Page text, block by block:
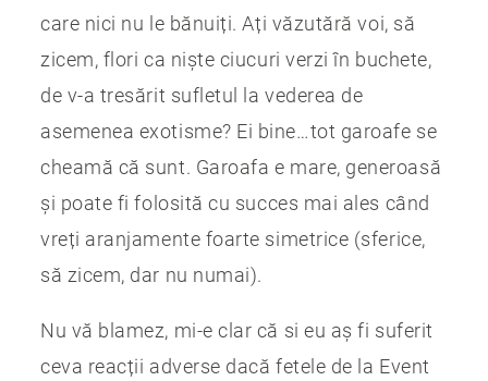
care nici nu le bănuiți. Ați văzutără voi, să
zicem, flori ca niște ciucuri verzi în buchete,
de v-a tresărit sufletul la vederea de
asemenea exotisme? Ei bine…tot garoafe se
cheamă că sunt. Garoafa e mare, generoasă
și poate fi folosită cu succes mai ales când
vreți aranjamente foarte simetrice (sferice,
să zicem, dar nu numai).
Nu vă blamez, mi-e clar că si eu aș fi suferit
ceva reacții adverse dacă fetele de la Event